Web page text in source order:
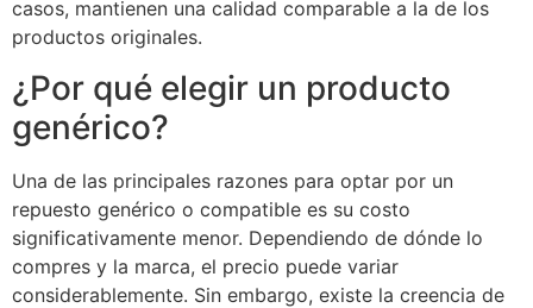
casos, mantienen una calidad comparable a la de los
productos originales.
¿Por qué elegir un producto
genérico?
Una de las principales razones para optar por un
repuesto genérico o compatible es su costo
significativamente menor. Dependiendo de dónde lo
compres y la marca, el precio puede variar
considerablemente. Sin embargo, existe la creencia de